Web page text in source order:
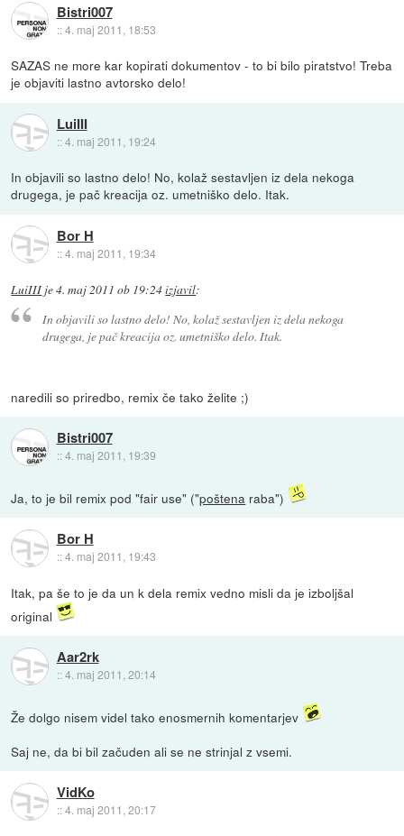
Bistri007
::4. maj 2011, 18:53
SAZAS ne more kar kopirati dokumentov - to bi bilo piratstvo! Treba
je objaviti lastno avtorsko delo!
LuiIII
::4. maj 2011, 19:24
In objavili so lastno delo! No, kolaž sestavljen iz dela nekoga
drugega, je pač kreacija oz. umetniško delo. Itak.
Bor H
::4. maj 2011, 19:34
LuiIII je4. maj 2011 ob 19:24izjavil:
In objavili so lastno delo! No, kolaž sestavljen iz dela nekoga
drugega, je pač kreacija oz. umetniško delo. Itak.
naredili so priredbo, remix če tako želite ;)
Bistri007
::4. maj 2011, 19:39
Ja, to je bil remix pod "fair use" ("poštena raba")
Bor H
::4. maj 2011, 19:43
Itak, pa še to je da un k dela remix vedno misli da je izboljšal
original
Aar2rk
::4. maj 2011, 20:14
Že dolgo nisem videl tako enosmernih komentarjev
Saj ne, da bi bil začuden ali se ne strinjal z vsemi.
VidKo
::4. maj 2011, 20:17